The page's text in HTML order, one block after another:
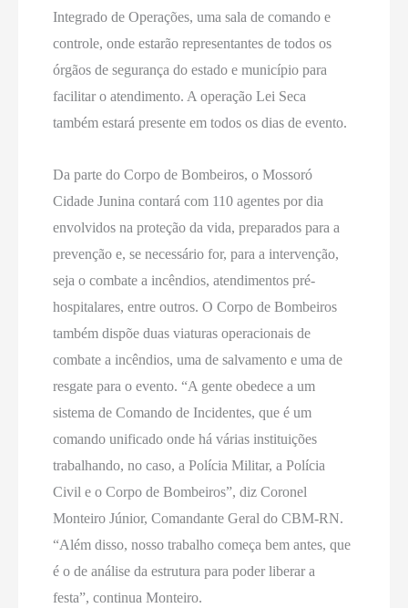
Integrado de Operações, uma sala de comando e
controle, onde estarão representantes de todos os
órgãos de segurança do estado e município para
facilitar o atendimento. A operação Lei Seca
também estará presente em todos os dias de evento.
Da parte do Corpo de Bombeiros, o Mossoró
Cidade Junina contará com 110 agentes por dia
envolvidos na proteção da vida, preparados para a
prevenção e, se necessário for, para a intervenção,
seja o combate a incêndios, atendimentos pré-
hospitalares, entre outros. O Corpo de Bombeiros
também dispõe duas viaturas operacionais de
combate a incêndios, uma de salvamento e uma de
resgate para o evento. “A gente obedece a um
sistema de Comando de Incidentes, que é um
comando unificado onde há várias instituições
trabalhando, no caso, a Polícia Militar, a Polícia
Civil e o Corpo de Bombeiros”, diz Coronel
Monteiro Júnior, Comandante Geral do CBM-RN.
“Além disso, nosso trabalho começa bem antes, que
é o de análise da estrutura para poder liberar a
festa”, continua Monteiro.